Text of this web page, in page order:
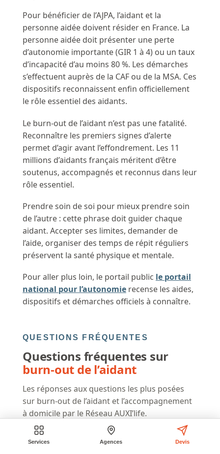
Services Agences Devis
Pour bénéficier de l’AJPA, l’aidant et la
personne aidée doivent résider en France. La
personne aidée doit présenter une perte
d’autonomie importante (GIR 1 à 4) ou un taux
d’incapacité d’au moins 80 %. Les démarches
s’effectuent auprès de la CAF ou de la MSA. Ces
dispositifs reconnaissent enfin officiellement
le rôle essentiel des aidants.
Le burn-out de l’aidant n’est pas une fatalité.
Reconnaître les premiers signes d’alerte
permet d’agir avant l’effondrement. Les 11
millions d’aidants français méritent d’être
soutenus, accompagnés et reconnus dans leur
rôle essentiel.
Prendre soin de soi pour mieux prendre soin
de l’autre : cette phrase doit guider chaque
aidant. Accepter ses limites, demander de
l’aide, organiser des temps de répit réguliers
préservent la santé physique et mentale.
Pour aller plus loin, le portail public le portail
national pour l’autonomie recense les aides,
dispositifs et démarches officiels à connaître.
QUESTIONS FRÉQUENTES
Questions fréquentes sur
burn-out de l’aidant
Les réponses aux questions les plus posées
sur burn-out de l’aidant et l’accompagnement
à domicile par le Réseau AUXI’life.
Voir toutes les questions